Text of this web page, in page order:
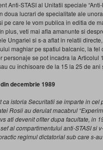
Anti-STASI al Unitatii speciale
doua lucrari de specialitate ale
pe care le vom publica in editia de
plus, veti mai afla amanunte si
Ungariei si s-a aflat in relatii
maghiar pe spatiul balcanic, la fel
personaje se pot incadra la Articolul
cu închisoare de la 15 la 25 de
decembrie 1989
istoria Securitatii se imparte in cel
Rosii au derulat macabrul
ati devenit ofiter dupa facultate, in
al compartimentului anti-STASI si
regimul dictatorial sub care s-